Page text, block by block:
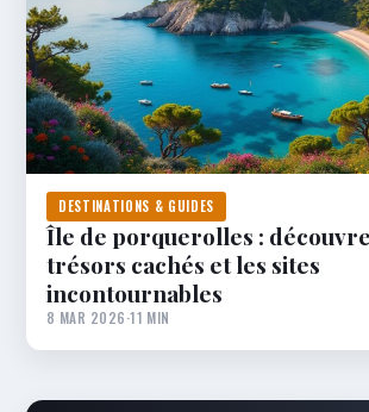
DESTINATIONS & GUIDES
Île de porquerolles :
trésors cachés et les sites
incontournables
8 MAR 2026·11 MIN